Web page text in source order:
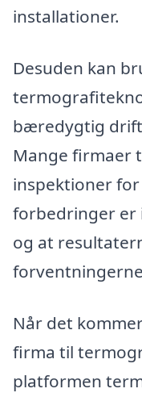
installationer.
Desuden kan
bæredygtig
Mange firmaer
inspektioner
forbedringer er
og at
Når det
firma til
platformen